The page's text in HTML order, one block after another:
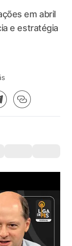
em abril
e estratégia